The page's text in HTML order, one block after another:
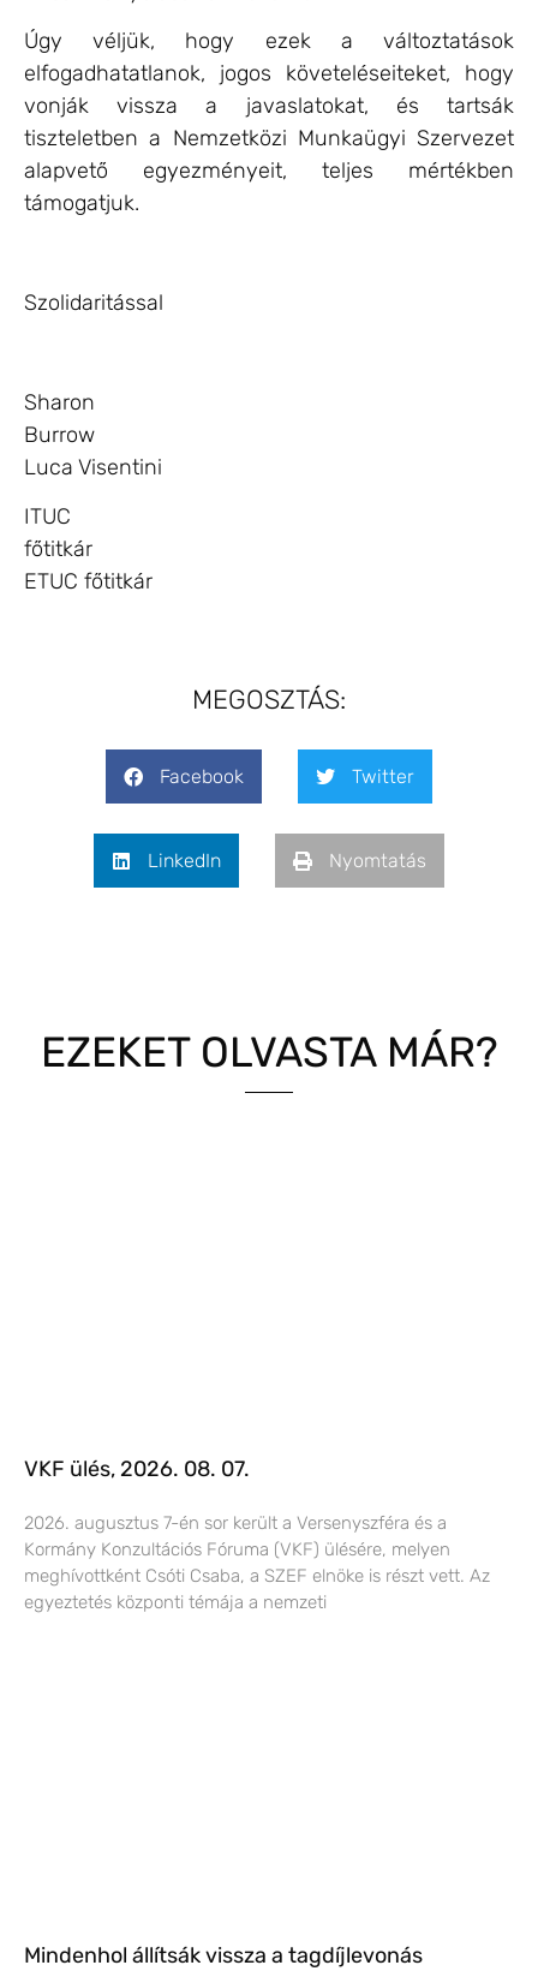
Úgy véljük, hogy ezek a változtatások
elfogadhatatlanok, jogos követeléseiteket, hogy
vonják vissza a javaslatokat, és tartsák
tiszteletben a Nemzetközi Munkaügyi Szervezet
alapvető egyezményeit, teljes mértékben
támogatjuk.
Szolidaritással
Sharon
Burrow
Luca Visentini
ITUC
főtitkár
ETUC főtitkár
MEGOSZTÁS:
Facebook Twitter
LinkedIn Nyomtatás
EZEKET OLVASTA MÁR?
VKF ülés, 2026. 08. 07.
2026. augusztus 7-én sor került a Versenyszféra és a
Kormány Konzultációs Fóruma (VKF) ülésére, melyen
meghívottként Csóti Csaba, a SZEF elnöke is részt vett. Az
egyeztetés központi témája a nemzeti
Mindenhol állítsák vissza a tagdíjlevonás